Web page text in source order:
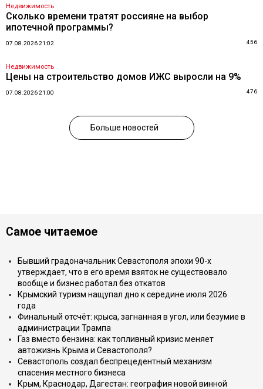
Недвижимость
Сколько времени тратят россияне на выбор
ипотечной программы?
07.08.2026 21:02 456
Недвижимость
Цены на строительство домов ИЖС выросли на 9%
07.08.2026 21:00 476
Больше новостей
Самое читаемое
Бывший градоначальник Севастополя эпохи 90-х
утверждает, что в его время взяток не существовало
вообще и бизнес работал без откатов
Крымский туризм нащупал дно к середине июля 2026
года
Финальный отсчёт: крыса, загнанная в угол, или безумие в
администрации Трампа
Газ вместо бензина: как топливный кризис меняет
автожизнь Крыма и Севастополя?
Севастополь создал беспрецедентный механизм
спасения местного бизнеса
Крым, Краснодар, Дагестан: география новой винной